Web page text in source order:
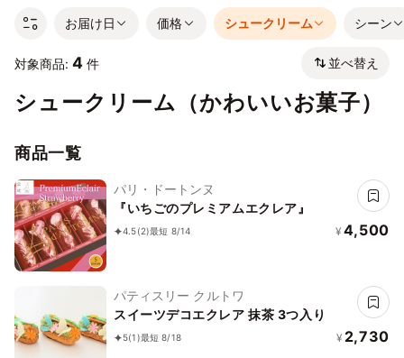
お届け日 価格 シュークリーム シーン
対象商品: 4 件 並べ替え
シュークリーム（かわいいお菓子）
商品一覧
パリ・ドートンヌ
『いちごのプレミアムエクレア』
4.5(2)最短 8/14 ¥ 4,500
パティスリー クルトワ
スイーツデコエクレア 抹茶 3つ入り
5(1)最短 8/18 ¥ 2,730